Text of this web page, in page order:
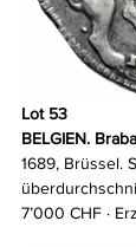
Lot 53
BELGIEN.
1689, Brüssel.
7’000 CHF ·